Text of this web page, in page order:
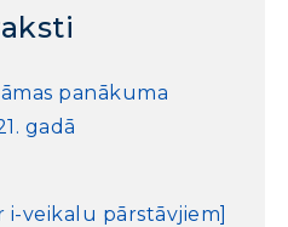
panākuma
gadā
i-veikalu pārstāvjiem]